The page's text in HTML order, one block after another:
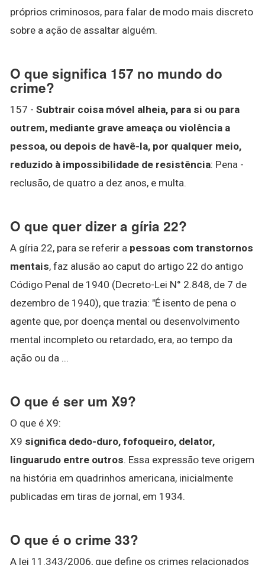
próprios criminosos, para falar de modo mais discreto
sobre a ação de assaltar alguém.
O que significa 157 no mundo do
crime?
157 - Subtrair coisa móvel alheia, para si ou para
outrem, mediante grave ameaça ou violência a
pessoa, ou depois de havê-la, por qualquer meio,
reduzido à impossibilidade de resistência: Pena -
reclusão, de quatro a dez anos, e multa.
O que quer dizer a gíria 22?
A gíria 22, para se referir a pessoas com transtornos
mentais, faz alusão ao caput do artigo 22 do antigo
Código Penal de 1940 (Decreto-Lei N° 2.848, de 7 de
dezembro de 1940), que trazia: "É isento de pena o
agente que, por doença mental ou desenvolvimento
mental incompleto ou retardado, era, ao tempo da
ação ou da ...
O que é ser um X9?
O que é X9:
X9 significa dedo-duro, fofoqueiro, delator,
linguarudo entre outros. Essa expressão teve origem
na história em quadrinhos americana, inicialmente
publicadas em tiras de jornal, em 1934.
O que é o crime 33?
A lei 11.343/2006, que define os crimes relacionados